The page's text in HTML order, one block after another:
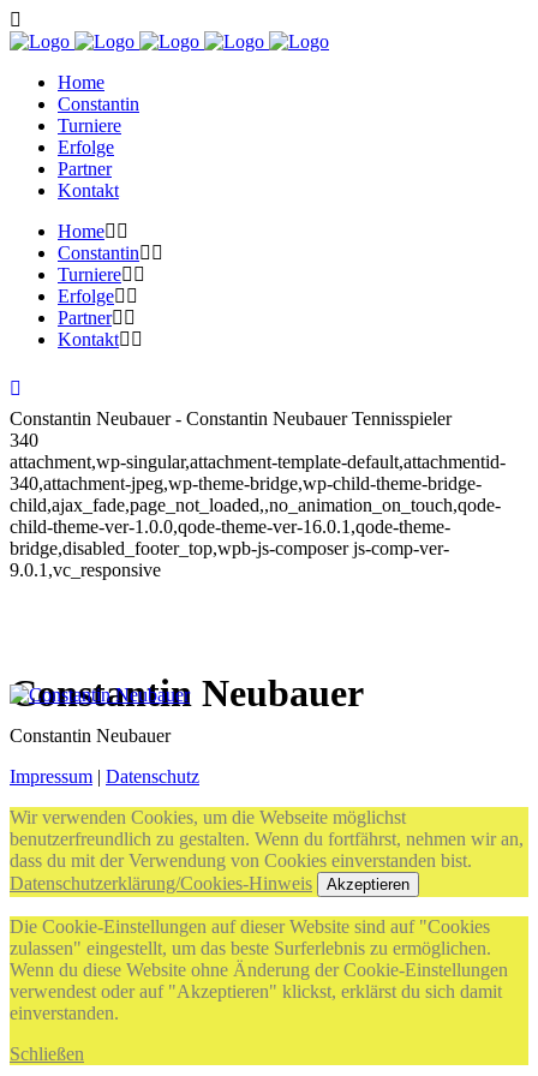
Home
Constantin
Turniere
Erfolge
Partner
Kontakt
Home
Constantin
Turniere
Erfolge
Partner
Kontakt
Constantin Neubauer - Constantin Neubauer Tennisspieler
340
attachment,wp-singular,attachment-template-default,attachmentid-
340,attachment-jpeg,wp-theme-bridge,wp-child-theme-bridge-
child,ajax_fade,page_not_loaded,,no_animation_on_touch,qode-
child-theme-ver-1.0.0,qode-theme-ver-16.0.1,qode-theme-
bridge,disabled_footer_top,wpb-js-composer js-comp-ver-
9.0.1,vc_responsive
Constantin Neubauer
Constantin Neubauer
Impressum | Datenschutz
Wir verwenden Cookies, um die Webseite möglichst
benutzerfreundlich zu gestalten. Wenn du fortfährst, nehmen wir an,
dass du mit der Verwendung von Cookies einverstanden bist.
Datenschutzerklärung/Cookies-Hinweis
Akzeptieren
Die Cookie-Einstellungen auf dieser Website sind auf "Cookies
zulassen" eingestellt, um das beste Surferlebnis zu ermöglichen.
Wenn du diese Website ohne Änderung der Cookie-Einstellungen
verwendest oder auf "Akzeptieren" klickst, erklärst du sich damit
einverstanden.
Schließen